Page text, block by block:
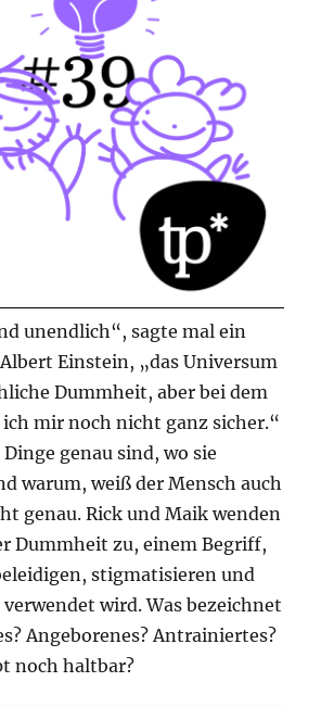
unendlich“, sagte mal ein
Einstein, „das Universum
Dummheit, aber bei dem
mir noch nicht ganz sicher.“
Dinge genau sind, wo sie
warum, weiß der Mensch auch
genau. Rick und Maik wenden
Dummheit zu, einem Begriff,
stigmatisieren und
wird. Was bezeichnet
Angeborenes? Antrainiertes?
noch haltbar?